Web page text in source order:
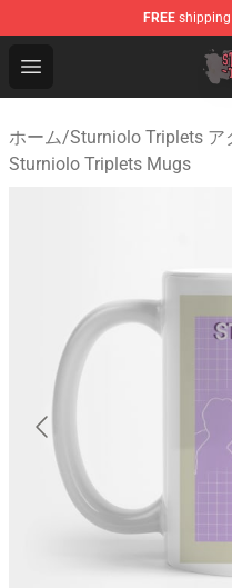
FREE
Open menu
Sturniolo Triplets
ホーム/Sturniolo Triplets ア
Sturniolo Triplets Mugs